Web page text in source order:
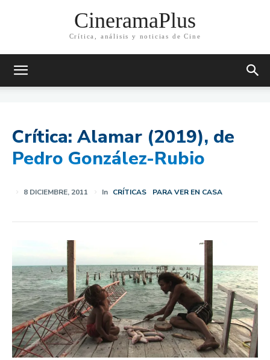
CineramaPlus
Crítica, análisis y noticias de Cine
Crítica: Alamar (2019), de
Pedro González-Rubio
8 DICIEMBRE, 2011 In CRÍTICAS PARA VER EN CASA